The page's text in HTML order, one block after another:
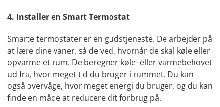
4. Installer en Smart Termostat
Smarte termostater er en gudstjeneste. De arbejder på
at lære dine vaner, så de ved, hvornår de skal køle eller
opvarme et rum. De beregner køle- eller varmebehovet
ud fra, hvor meget tid du bruger i rummet. Du kan
også overvåge, hvor meget energi du bruger, og du kan
finde en måde at reducere dit forbrug på.